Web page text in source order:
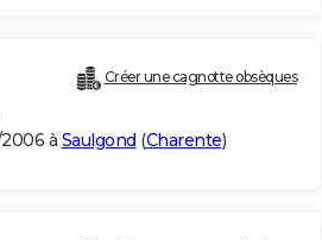
Créer une cagnotte obsèques
à Saulgond (Charente)